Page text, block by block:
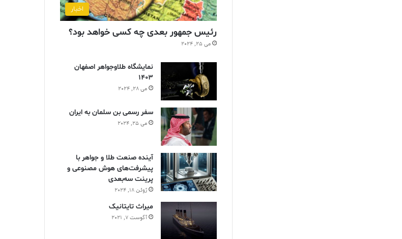
اخبار
رئیس جمهور بعدی چه کسی خواهد بود؟
می 25, 2024
نمایشگاه طلاوجواهر اصفهان
1403
می 28, 2024
سفر رسمی بن سلمان به ایران
می 25, 2024
آینده صنعت طلا و جواهر با
پیشرفت‌های هوش مصنوعی و
پرینت سه‌بعدی
ژوئن 18, 2024
ميراث تايتانيک
آگوست 7, 2021